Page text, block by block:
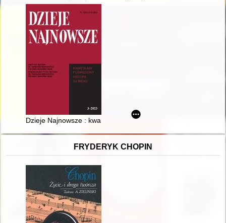
Dzieje Najnowsze : kwartalnik poświęcony historii XX wieku.
FRYDERYK CHOPIN